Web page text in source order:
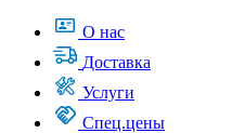
О нас
Доставка
Услуги
Спец.цены